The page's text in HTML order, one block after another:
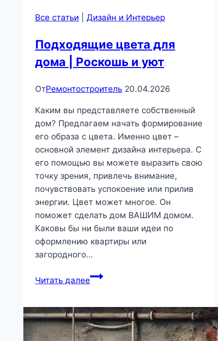
напоминание?
Бытовая
техника
Все статьи Дизайн и Интерьер
Подходящие цвета для
дома | Роскошь и уют
ОтРемонтостроитель 20.04.2026
Каким вы представляете собственный
дом? Предлагаем начать формирование
его образа с цвета. Именно цвет –
основной элемент дизайна интерьера. С
его помощью вы можете выразить свою
точку зрения, привлечь внимание,
почувствовать успокоение или прилив
энергии. Цвет может многое. Он
поможет сделать дом ВАШИМ домом.
Каковы бы ни были ваши идеи по
оформлению квартиры или
загородного…
Читать далееПодходящие
дома
|